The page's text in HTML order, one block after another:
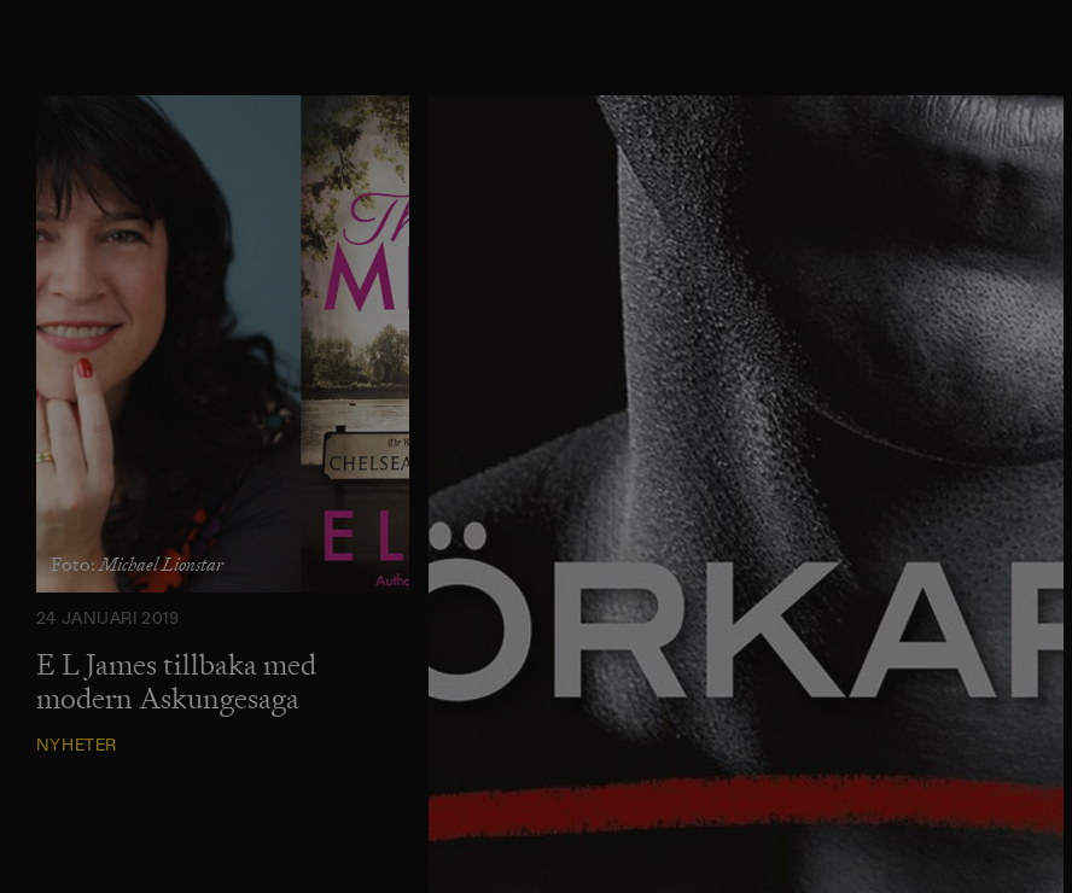
Foto:Michael Lionstar
24 JANUARI 2019
E L James tillbaka med
modern Askungesaga
NYHETER